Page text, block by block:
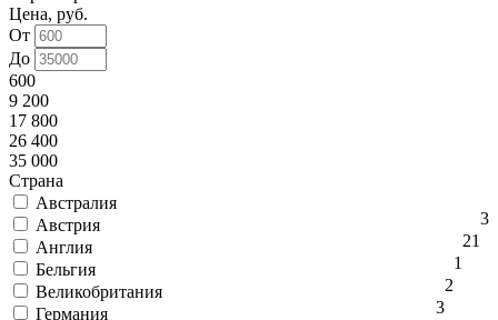
Цена, руб.
От
До
600
9 200
17 800
26 400
35 000
Страна
Австралия
3
Австрия
21
Англия
1
Бельгия
2
Великобритания
3
Германия